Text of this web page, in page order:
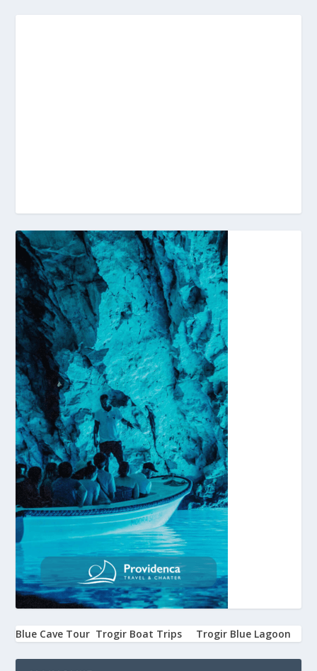
Blue Cave Tour Trogir Boat Trips Trogir Blue Lagoon